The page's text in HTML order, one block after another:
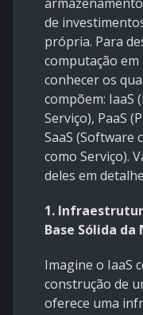
de
própria. Para
computação
conhecer os
compõem:
Serviço), PaaS
SaaS (Software
como Serviço).
deles em
1.
Base Sólida da
Imagine o IaaS
construção de
oferece uma